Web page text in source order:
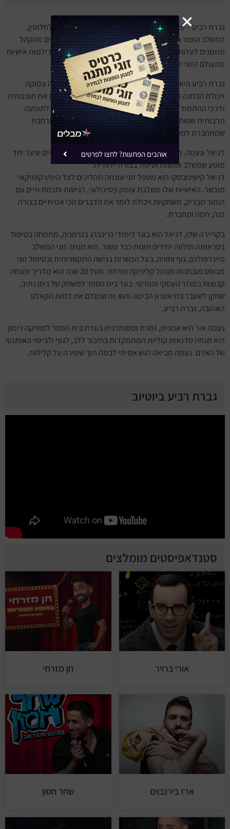
גברת רביע – טיפול זוגי, הוא מופע אינטראקטיבי מאולתר לחלוטין,
המשלב הומור בצורה חכמה וייחודית. במהלך המופע, אנשים מהקהל
מוזמנים לעלות לבמה ולשתף את הקהל ואת גברת רביע בדילמות אישיות
מהעולם הזוגי שלהם.
גברת רביע היא דמות כריזמטית ועוצמתית שניחנת בתבונה עמוקה
ויכולת הבחנה מדויקת. היא מנתחת כל מצב ומגישה לזוגות את תובנותיה
ודרכי ההתמודדות עם כל משבר. המופע הייחודי הזה הפך לתופעה
תרבותית שסוחפת אלפי ישראלים, עם קהילת מעריצים מתרחבת
שמתחברת למשימה המרגשת של חיבור בין לבבות.
דניאל ונעמה, היוצרים של המופע, הם זוג גם בחיים האמיתיים שיצר יחד
מופע שמשלב אומנות וטיפול בצורה ייחודית.
דניאל קישינובסקי הוא מטפל זוגי ומנחה תהליכים לצד היותו קומיקאי
מוכשר. האישיות שלו משלבת עומק פסיכולוגי, רגישות וחכמת חיים עם
הומור מבריק, משחקיות ויכולת לומר את הדברים הכי אמיתיים בצורה
כנה, חמה ומחברת.
בקריירה שלו, דניאל הוא בוגר לימודי גרינברג בגרמניה, מתמחה בטיפול
בטראומה ומלווה יחידים וזוגות כבר עשור. הוא מנחה זוגי המשלב
מיינדפולנס, גוף וחוויה, בעל הכשרות בגישה התקשרותית ובטיפול זוגי
מבוסס מובחנות ומנהל קליניקה פורחת. מעל 20 שנה הוא מדריך ומנחה
קבוצות במגזר העסקי והפרטי. בוגר בית הספר למשחק של ניסן נתיב,
שחקן לשעבר בתיאטרון הבימה והוא זה שמגלם את דמות הקאלט
האהובה, גברת רביע.
נעמה אור היא אמנית, זמרת ופסנתרנית בוגרת בית הספר למוזיקה רימון.
היא מנחה סדנאות קוליות המתמקדות בחיבור ללב, לגוף ולביטוי האותנטי
של האדם. נעמה מביאה רגש אמיתי לבמה תוך שמירה על קלילות.
גברת רביע ביוטיוב
סטנדאפיסטים מומלצים
אורי ברויר חן מזרחי
ארז בירנבוים שחר חסון
אוהבים הפתעות? לחצו לפרטים